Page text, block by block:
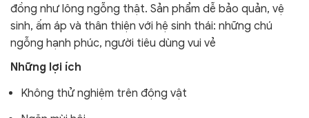
đồng như lông ngỗng thật. Sản phẩm dễ bảo quản, vệ
sinh, ấm áp và thân thiện với hệ sinh thái: những chú
ngỗng hạnh phúc, người tiêu dùng vui vẻ
Những lợi ích
Không thử nghiệm trên động vật